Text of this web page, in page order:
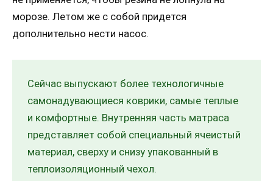
морозе. Летом же с собой придется
дополнительно нести насос.
Сейчас выпускают более технологичные
самонадувающиеся коврики, самые теплые
и комфортные. Внутренняя часть матраса
представляет собой специальный ячеистый
материал, сверху и снизу упакованный в
теплоизоляционный чехол.